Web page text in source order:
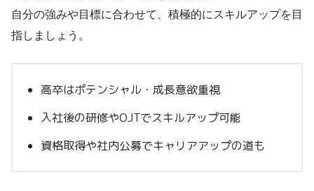
自分の強みや目標に合わせて、積極的にスキルアップを目
指しましょう。
高卒はポテンシャル・成長意欲重視
入社後の研修やOJTでスキルアップ可能
資格取得や社内公募でキャリアアップの道も